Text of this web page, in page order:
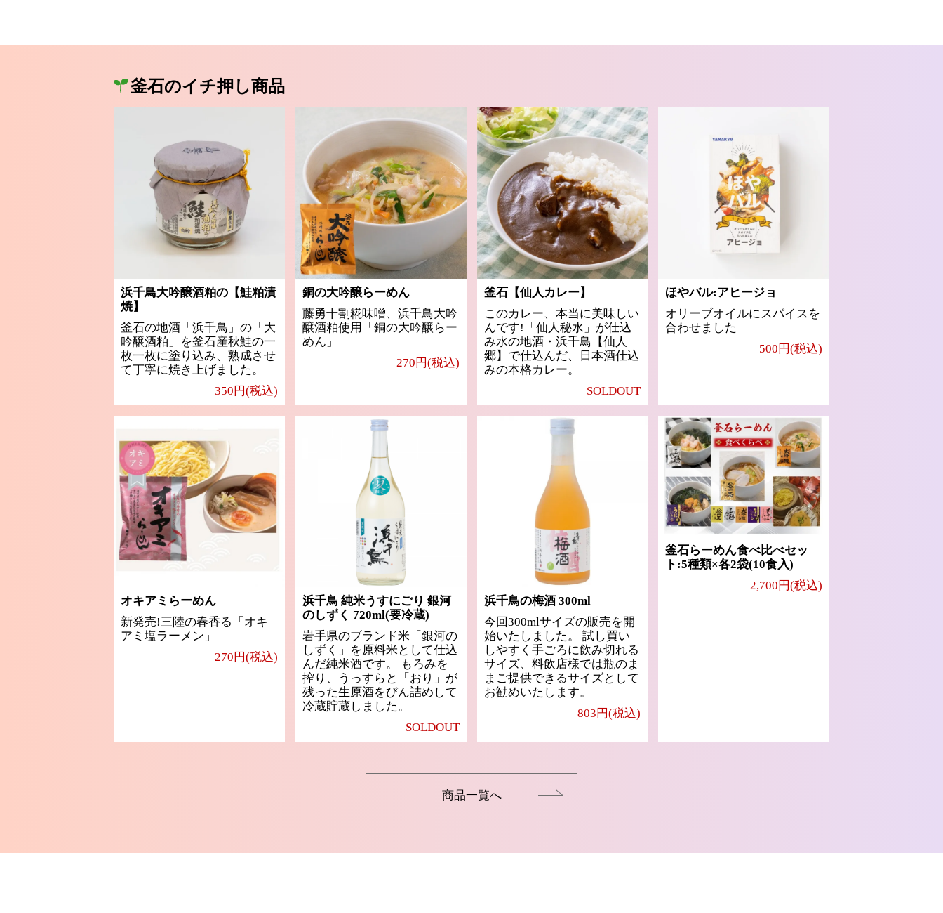
釜石のイチ押し商品
浜千鳥大吟醸酒粕の【鮭粕漬
焼】
釜石の地酒「浜千鳥」の「大
吟醸酒粕」を釜石産秋鮭の一
枚一枚に塗り込み、熟成させ
て丁寧に焼き上げました。
350円(税込)
銅の大吟醸らーめん
藤勇十割糀味噌、浜千鳥大吟
醸酒粕使用「銅の大吟醸らー
めん」
270円(税込)
釜石【仙人カレー】
このカレー、本当に美味しい
んです!「仙人秘水」が仕込
み水の地酒・浜千鳥【仙人
郷】で仕込んだ、日本酒仕込
みの本格カレー。
SOLDOUT
ほやバル:アヒージョ
オリーブオイルにスパイスを
合わせました
500円(税込)
オキアミらーめん
新発売!三陸の春香る「オキ
アミ塩ラーメン」
270円(税込)
浜千鳥 純米うすにごり 銀河
のしずく 720ml(要冷蔵)
岩手県のブランド米「銀河の
しずく」を原料米として仕込
んだ純米酒です。 もろみを
搾り、うっすらと「おり」が
残った生原酒をびん詰めして
冷蔵貯蔵しました。
SOLDOUT
浜千鳥の梅酒 300ml
今回300mlサイズの販売を開
始いたしました。 試し買い
しやすく手ごろに飲み切れる
サイズ、料飲店様では瓶のま
まご提供できるサイズとして
お勧めいたします。
803円(税込)
釜石らーめん食べ比べセッ
ト:5種類×各2袋(10食入)
2,700円(税込)
商品一覧へ